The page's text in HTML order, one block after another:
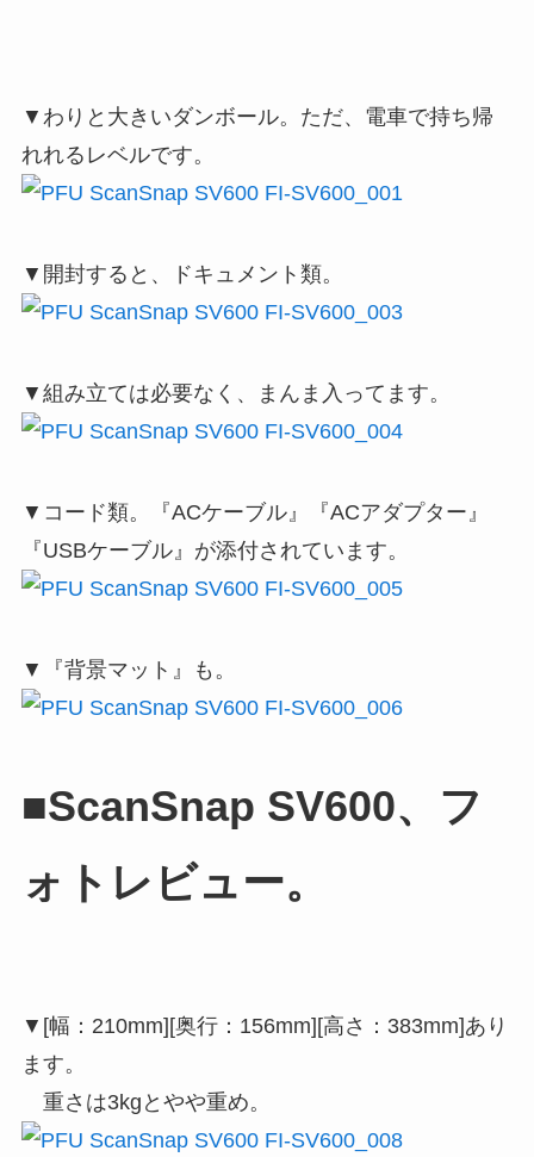
▼わりと大きいダンボール。ただ、電車で持ち帰
れれるレベルです。
▼開封すると、ドキュメント類。
▼組み立ては必要なく、まんま入ってます。
▼コード類。『ACケーブル』『ACアダプター』
『USBケーブル』が添付されています。
▼『背景マット』も。
■ScanSnap SV600、フ
ォトレビュー。
▼[幅：210mm][奥行：156mm][高さ：383mm]あり
ます。
重さは3kgとやや重め。